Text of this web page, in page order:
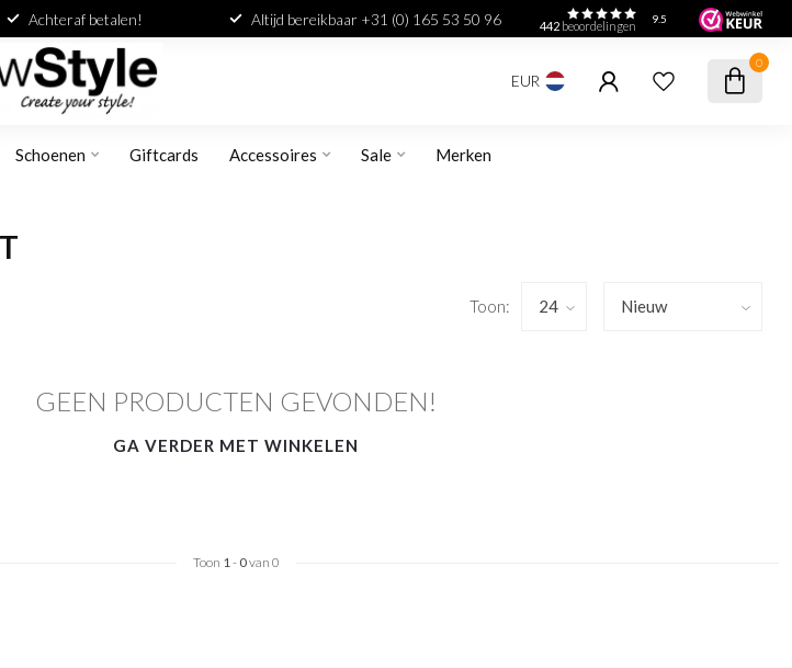
Achteraf betalen! Altijd bereikbaar +31 (0) 165 53 50 96 442beoordelingen
9.5
EUR
0
Schoenen Giftcards Accessoires Sale Merken
Toon:
GEEN PRODUCTEN GEVONDEN!
GA VERDER MET WINKELEN
Toon 1- 0van 0